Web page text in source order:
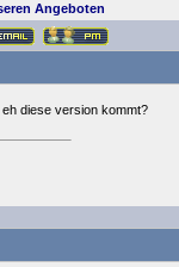
Angeboten
diese version kommt?